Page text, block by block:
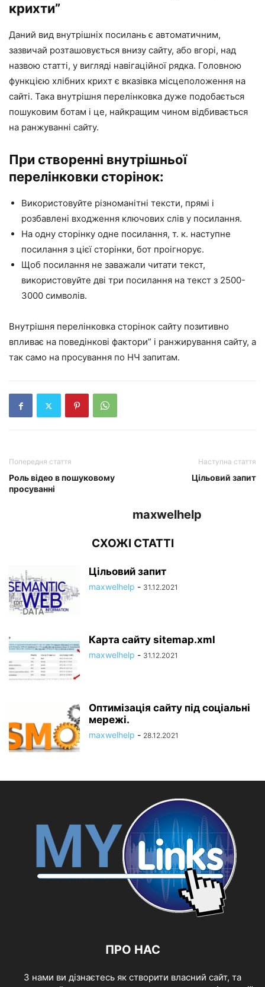
крихти”
Даний вид внутрішніх посилань є автоматичним,
зазвичай розташовується внизу сайту, або вгорі, над
назвою статті, у вигляді навігаційної рядка. Головною
функцією хлібних крихт є вказівка місцеположення на
сайті. Така внутрішня перелінковка дуже подобається
пошуковим ботам і це, найкращим чином відбивається
на ранжуванні сайту.
При створенні внутрішньої
перелінковки сторінок:
Використовуйте різноманітні тексти, прямі і
розбавлені входження ключових слів у посилання.
На одну сторінку одне посилання, т. к. наступне
посилання з цієї сторінки, бот проігнорує.
Щоб посилання не заважали читати текст,
використовуйте дві три посилання на текст з 2500-
3000 символів.
Внутрішня перелінковка сторінок сайту позитивно
впливає на поведінкові фактори” і ранжирування сайту, а
так само на просування по НЧ запитам.
Попередня стаття
Роль відео в пошуковому
просуванні
Наступна стаття
Цільовий запит
maxwelhelp
СХОЖІ СТАТТІ
Цільовий запит
maxwelhelp - 31.12.2021
Карта сайту sitemap.xml
maxwelhelp - 31.12.2021
Оптимізація сайту під соціальні
мережі.
maxwelhelp - 28.12.2021
ПРО НАС
З нами ви дізнаєтесь як створити власний сайт, та